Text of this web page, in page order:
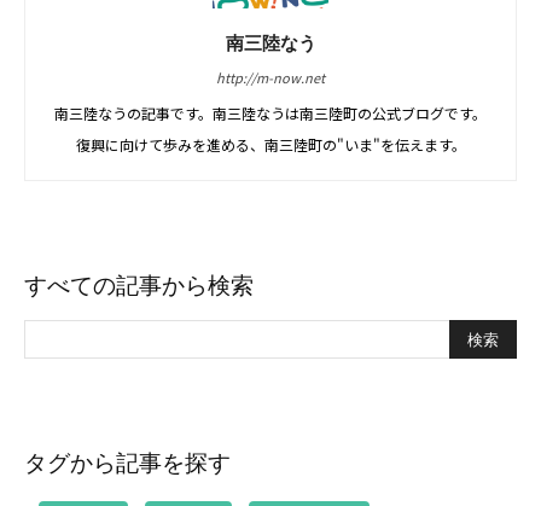
南三陸なう
http://m-now.net
南三陸なうの記事です。南三陸なうは南三陸町の公式ブログです。
復興に向けて歩みを進める、南三陸町の"いま"を伝えます。
すべての記事から検索
タグから記事を探す